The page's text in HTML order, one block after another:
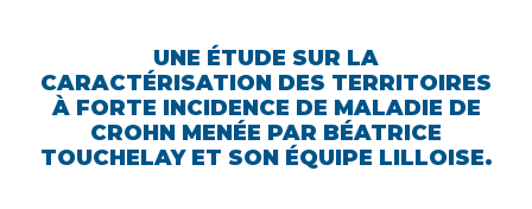
UNE ÉTUDE SUR LA
CARACTÉRISATION DES TERRITOIRES
À FORTE INCIDENCE DE MALADIE DE
CROHN MENÉE PAR BÉATRICE
TOUCHELAY ET SON ÉQUIPE LILLOISE.